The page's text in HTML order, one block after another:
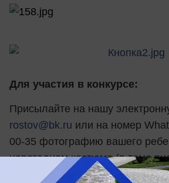
Для участия в конкурсе:
Присылайте на нашу
rostov@bk.ru или на номер
00-35 фотографию вашего
новогоднем костюме (в теме
укажите«Звездочки Нового